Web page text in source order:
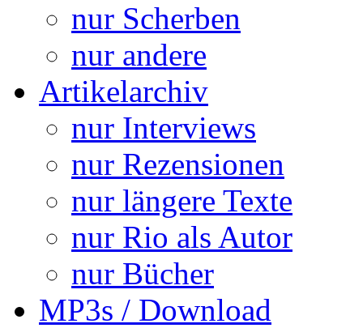
nur Scherben
nur andere
Artikelarchiv
nur Interviews
nur Rezensionen
nur längere Texte
nur Rio als Autor
nur Bücher
MP3s / Download